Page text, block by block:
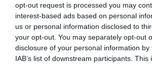
opt-out request is processed you may
interest-based ads based on personal
us or personal information disclosed to
your opt-out. You may separately opt-out
disclosure of your personal information
IAB’s list of downstream participants.